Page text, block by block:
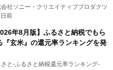
レーション サウナイキタイコラ
ッズも発売決定！
社ソニー・クリエイティブプロダクツ
前
年8月版】ふるさと納税でもら
『玄米』の還元率ランキングを発
さと-ふるさと納税還元率ランキング-